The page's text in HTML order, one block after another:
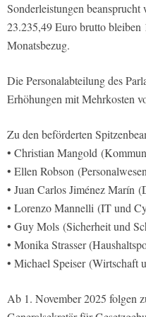
Sonderleistungen
23.235,49 Euro brutto bleiben
Monatsbezug.
Die Personalabteilung des
Erhöhungen mit Mehrkosten
Zu den beförderten
• Christian Mangold
• Ellen Robson
• Juan Carlos Jiménez Marín
• Lorenzo Mannelli (IT und
• Guy Mols (Sicherheit und
• Monika Strasser
• Michael Speiser (Wirtschaft
Ab 1. November 2025 folgen